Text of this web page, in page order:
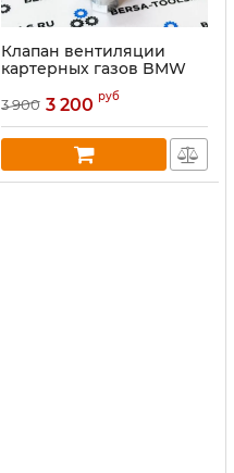
Клапан вентиляции
картерных газов BMW
N54 (металлический)
3 900 3 200 руб